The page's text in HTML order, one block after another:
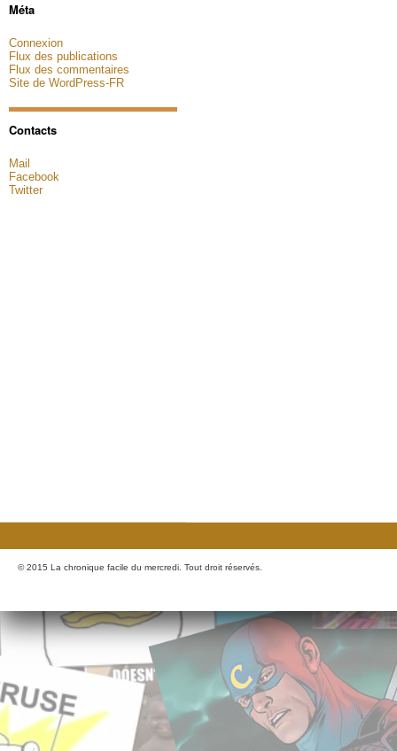
Méta
Connexion
Flux des publications
Flux des commentaires
Site de WordPress-FR
Contacts
Mail
Facebook
Twitter
© 2015 La chronique facile du mercredi. Tout droit réservés.